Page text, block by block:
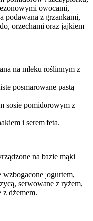
owocami,
podawana z grzankami,
orzechami oraz jajkiem
na mleku roślinnym z
posmarowane pastą
sosie pomidorowym z
i serem feta.
na bazie mąki
wzbogacone jogurtem,
serwowane z ryżem,
z dżemem.